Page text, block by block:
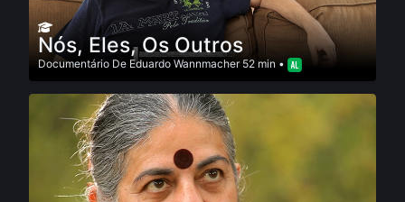
Nós, Eles, Os Outros
Documentário De Eduardo Wannmacher52 min •